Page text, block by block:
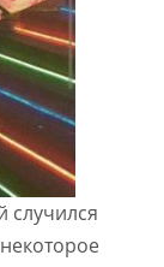
случился